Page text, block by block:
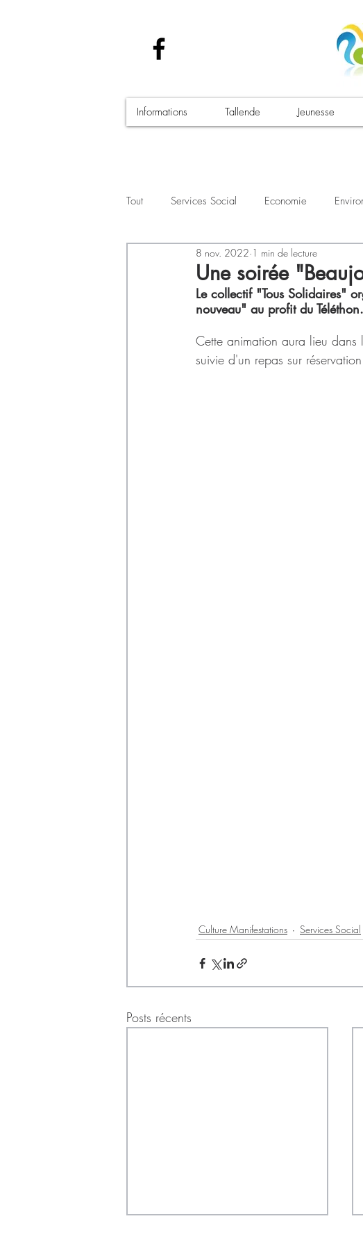
Informations Tallende Jeunesse
Tout Services Social Economie
Santé - Covid-19 Culture Manifestations
Une soirée
8 nov. 2022 1 min de lecture
Le collectif "Tous Solidaires"
nouveau" au profit du Téléthon.
Cette animation aura lieu
suivie d'un repas sur
Culture Manifestations Services Social
Posts récents